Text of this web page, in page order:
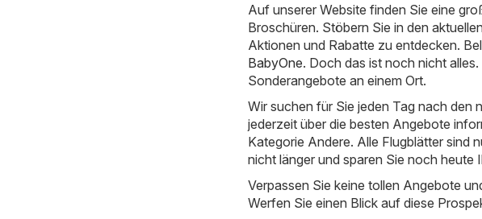
Auf unserer Website finden Sie eine
Broschüren. Stöbern Sie in den
Aktionen und Rabatte zu entdecken.
BabyOne. Doch das ist noch nicht
Sonderangebote an einem Ort.
Wir suchen für Sie jeden Tag nach den
jederzeit über die besten Angebote
Kategorie Andere. Alle Flugblätter sind
nicht länger und sparen Sie noch heute
Verpassen Sie keine tollen Angebote
Werfen Sie einen Blick auf diese